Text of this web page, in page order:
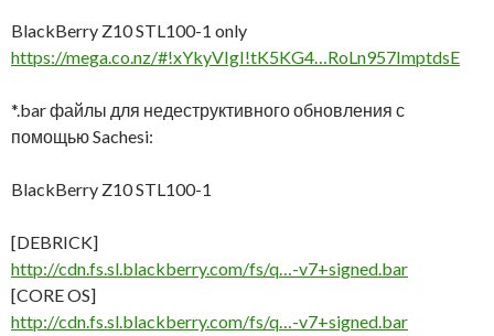
BlackBerry Z10 STL100-1 only
https://mega.co.nz/#!xYkyVIgI!tK5KG4…RoLn957ImptdsE
*.bar файлы для недеструктивного обновления с
помощью Sachesi:
BlackBerry Z10 STL100-1
[DEBRICK]
http://cdn.fs.sl.blackberry.com/fs/q…-v7+signed.bar
[CORE OS]
http://cdn.fs.sl.blackberry.com/fs/q…-v7+signed.bar